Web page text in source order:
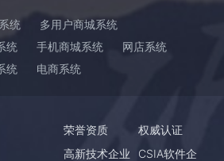
统
多用户商城系统
统
手机商城系统
网店系统
统
电商系统
荣誉资质
高新技术企业
权威认证
CSIA软件企